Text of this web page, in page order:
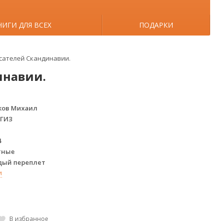
ДЛЯ ВСЕХ ПОДАРКИ
Скандинавии.
Михаил
переплет
В избранное